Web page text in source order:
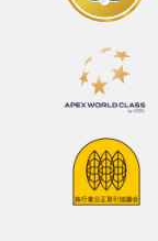
イワ
アメリカ・カナダ
世界遺産
愛媛県 福島